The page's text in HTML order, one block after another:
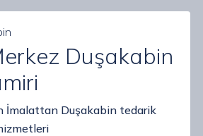
Duşakabin
İmalattan Duşakabin tedarik